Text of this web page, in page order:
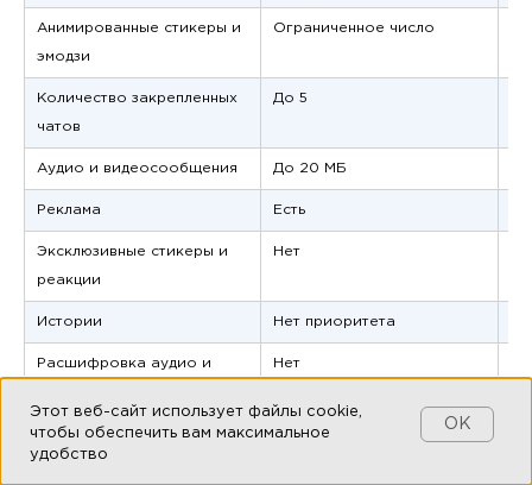
Анимированные стикеры и
эмодзи
Ограниченное число
Количество закрепленных
чатов
До 5
Аудио и видеосообщения До 20 МБ
Реклама Есть
Эксклюзивные стикеры и
реакции
Нет
Истории Нет приоритета
Расшифровка аудио и Нет
Эмодзи-статусы Нет
Этот веб-сайт использует файлы cookie,
чтобы обеспечить вам максимальное
удобство
OK